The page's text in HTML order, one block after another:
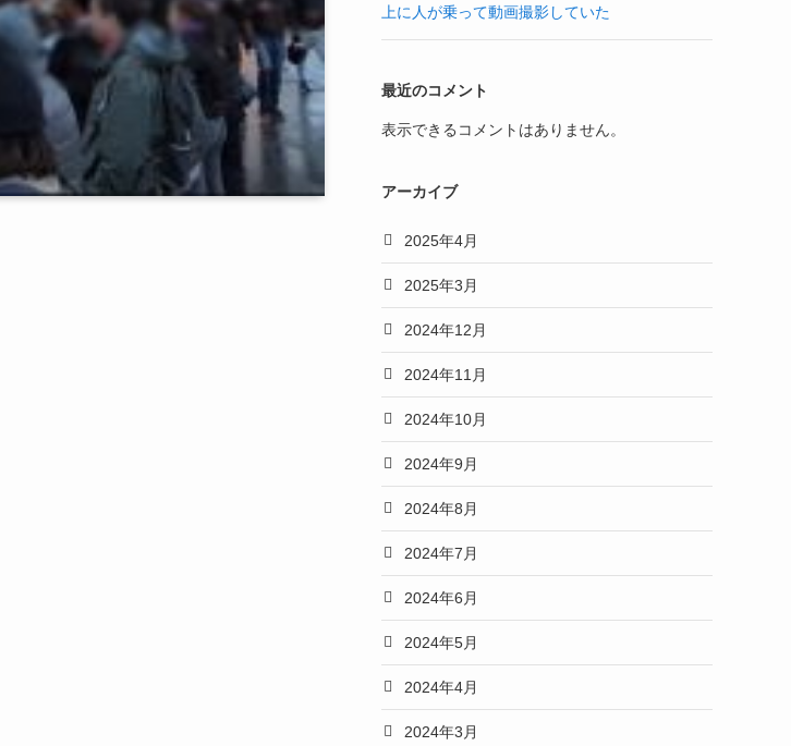
上に人が乗って動画撮影していた
最近のコメント
表示できるコメントはありません。
アーカイブ
2025年4月
2025年3月
2024年12月
2024年11月
2024年10月
2024年9月
2024年8月
2024年7月
2024年6月
2024年5月
2024年4月
2024年3月